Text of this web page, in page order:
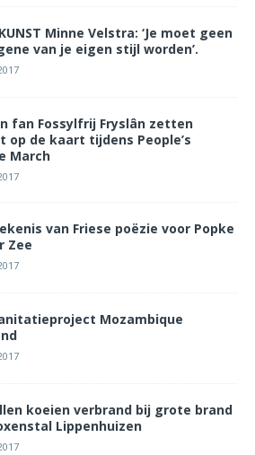
Minne Velstra: ‘Je moet geen
van je eigen stijl worden’.
fan Fossylfrij Fryslân zetten
op de kaart tijdens People’s
March
van Friese poëzie voor Popke
Zee
Mozambique
koeien verbrand bij grote brand
Lippenhuizen